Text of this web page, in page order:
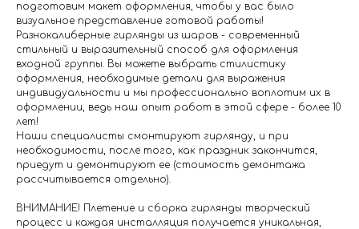
подготовим макет оформления, чтобы у вас было
визуальное представление готовой работы!
Разнокалиберные гирлянды из шаров - современный
стильный и выразительный способ для оформления
входной группы. Вы можете выбрать стилистику
оформления, необходимые детали для выражения
индивидуальности и мы профессионально воплотим их в
оформлении, ведь наш опыт работ в этой сфере - более 10
лет!
Наши специалисты смонтируют гирлянду, и при
необходимости, после того, как праздник закончится,
приедут и демонтируют ее (стоимость демонтажа
рассчитывается отдельно).
ВНИМАНИЕ! Плетение и сборка гирлянды творческий
процесс и каждая инсталляция получается уникальная,